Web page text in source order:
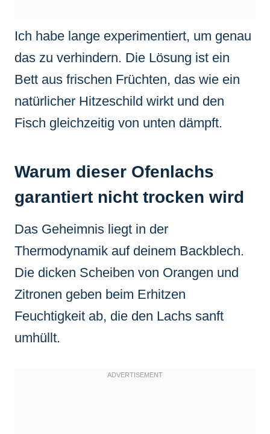
Ich habe lange experimentiert, um genau
das zu verhindern. Die Lösung ist ein
Bett aus frischen Früchten, das wie ein
natürlicher Hitzeschild wirkt und den
Fisch gleichzeitig von unten dämpft.
Warum dieser Ofenlachs
garantiert nicht trocken wird
Das Geheimnis liegt in der
Thermodynamik auf deinem Backblech.
Die dicken Scheiben von Orangen und
Zitronen geben beim Erhitzen
Feuchtigkeit ab, die den Lachs sanft
umhüllt.